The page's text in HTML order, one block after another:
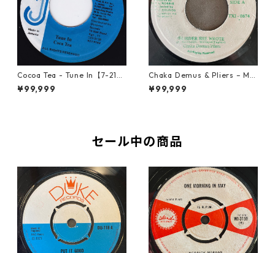
Cocoa Tea - Tune In【7-2187
2】
¥99,999
Chaka Demus & Pliers – Mu
rder She Wrote【7-21777】
¥99,999
セール中の商品